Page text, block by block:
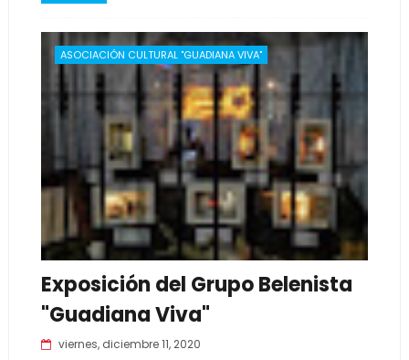
ASOCIACIÓN CULTURAL "GUADIANA VIVA"
Exposición del Grupo Belenista
"Guadiana Viva"
viernes, diciembre 11, 2020